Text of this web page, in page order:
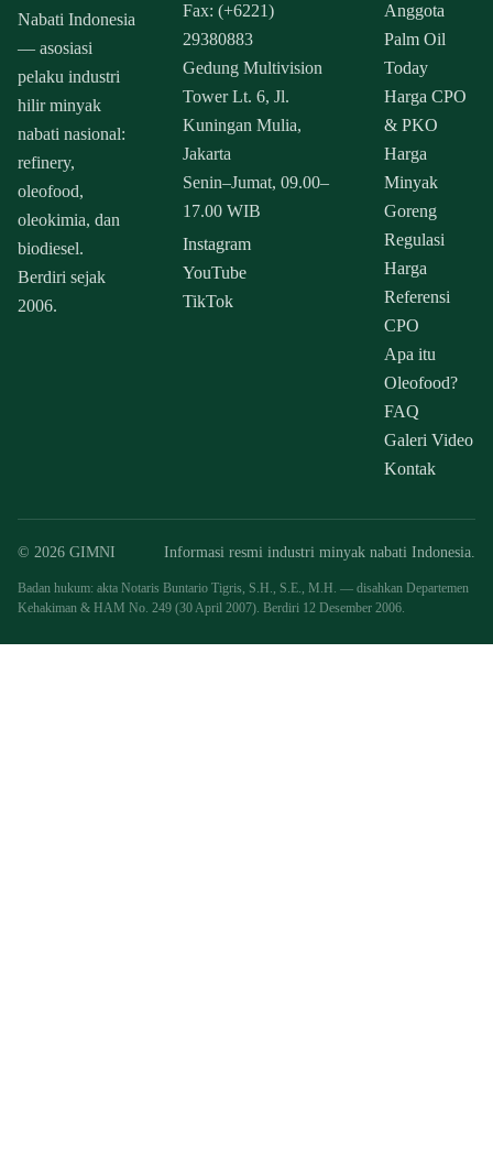
Nabati Indonesia
— asosiasi
pelaku industri
hilir minyak
nabati nasional:
refinery,
oleofood,
oleokimia, dan
biodiesel.
Berdiri sejak
2006.
Fax: (+6221)
29380883
Gedung Multivision
Tower Lt. 6, Jl.
Kuningan Mulia,
Jakarta
Senin–Jumat, 09.00–
17.00 WIB
Instagram
YouTube
TikTok
Anggota
Palm Oil
Today
Harga CPO
& PKO
Harga
Minyak
Goreng
Regulasi
Harga
Referensi
CPO
Apa itu
Oleofood?
FAQ
Galeri Video
Kontak
© 2026 GIMNI Informasi resmi industri minyak nabati Indonesia.
Badan hukum: akta Notaris Buntario Tigris, S.H., S.E., M.H. — disahkan Departemen
Kehakiman & HAM No. 249 (30 April 2007). Berdiri 12 Desember 2006.